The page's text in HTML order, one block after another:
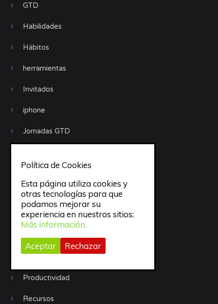
GTD
Habilidades
Hábitos
herramientas
Invitados
iphone
Jornadas GTD
Móviles
objetivos
Procrastinación
Productividad
Recursos
Política de Cookies
Esta página utiliza cookies y
otras tecnologías para que
podamos mejorar su
experiencia en nuestros sitios:
Más información.
Aceptar Rechazar